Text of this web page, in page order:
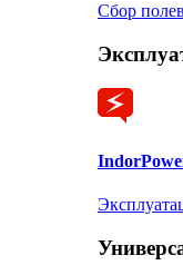
Сбор
Indor